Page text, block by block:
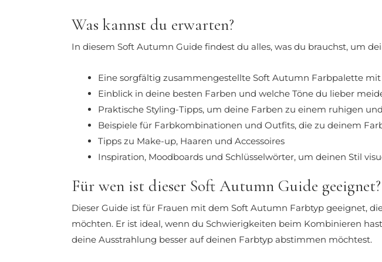
Was kannst du erwarten?
In diesem Soft Autumn Guide findest du alles, was du brauchst, um
Eine sorgfältig zusammengestellte Soft Autumn Farbpalette
Einblick in deine besten Farben und welche Töne du lieber
Praktische Styling-Tipps, um deine Farben zu einem ruhigen
Beispiele für Farbkombinationen und Outfits, die zu deinem
Tipps zu Make-up, Haaren und Accessoires
Inspiration, Moodboards und Schlüsselwörter, um deinen Stil
Für wen ist dieser Soft Autumn Guide geeignet?
Dieser Guide ist für Frauen mit dem Soft Autumn Farbtyp geeignet,
möchten. Er ist ideal, wenn du Schwierigkeiten beim Kombinieren
deine Ausstrahlung besser auf deinen Farbtyp abstimmen möchtest.